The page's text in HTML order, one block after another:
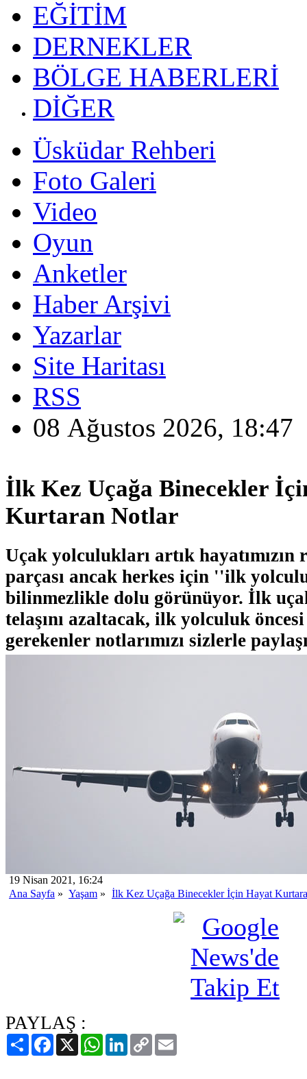
EĞİTİM
DERNEKLER
BÖLGE HABERLERİ
DİĞER
Üsküdar Rehberi
Foto Galeri
Video
Oyun
Anketler
Haber Arşivi
Yazarlar
Site Haritası
RSS
08 Ağustos 2026, 18:47
İlk Kez Uçağa Binecekler
Kurtaran Notlar
Uçak yolculukları artık
parçası ancak herkes için ''ilk
bilinmezlikle dolu görünüyor. İlk
telaşını azaltacak, ilk yolculuk
gerekenler notlarımızı sizlerle
19 Nisan 2021, 16:24
Ana Sayfa » Yaşam » İlk Kez Uçağa Binecekler İçin Hayat
PAYLAŞ :
PaylaşFacebook
X WhatsAppLinkedIn
Copy
Link